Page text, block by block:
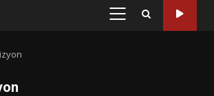
PRIMARY